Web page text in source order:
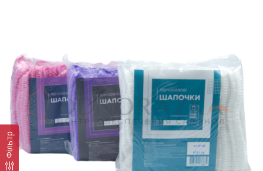
Фільтр